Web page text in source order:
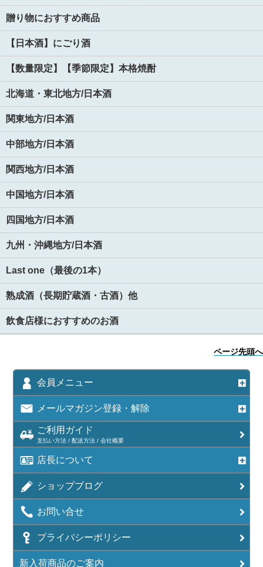
贈り物におすすめ商品
【日本酒】にごり酒
【数量限定】【季節限定】本格焼酎
北海道・東北地方/日本酒
関東地方/日本酒
中部地方/日本酒
関西地方/日本酒
中国地方/日本酒
四国地方/日本酒
九州・沖縄地方/日本酒
Last one（最後の1本）
熟成酒（長期貯蔵酒・古酒）他
飲食店様におすすめのお酒
ページ先頭へ
会員メニュー
メールマガジン登録・解除
ご利用ガイド
支払い方法 / 配送方法 / 会社概要
店長について
ショップブログ
お問い合せ
プライバシーポリシー
新入荷商品のご案内